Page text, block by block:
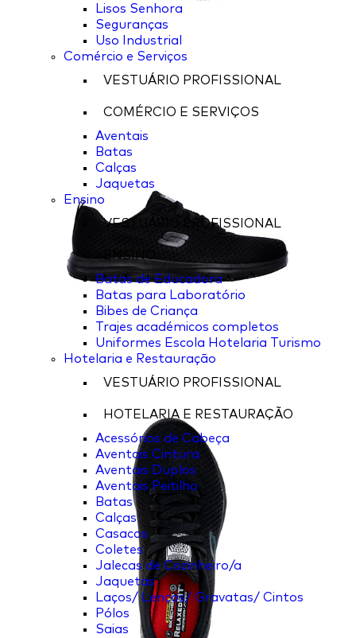
Lisos Senhora
Seguranças
Uso Industrial
Comércio e Serviços
VESTUÁRIO PROFISSIONAL
COMÉRCIO E SERVIÇOS
Aventais
Batas
Calças
Jaquetas
Ensino
VESTUÁRIO PROFISSIONAL
ENSINO
Batas de Educadora
Batas para Laboratório
Bibes de Criança
Trajes académicos completos
Uniformes Escola Hotelaria Turismo
Hotelaria e Restauração
VESTUÁRIO PROFISSIONAL
HOTELARIA E RESTAURAÇÃO
Acessórios de Cabeça
Aventais Cintura
Aventais Duplos
Aventais Peitilho
Batas
Calças
Casacos
Coletes
Jalecas de Cozinheiro/a
Jaquetas
Laços/ Lenços/ Gravatas/ Cintos
Pólos
Saias